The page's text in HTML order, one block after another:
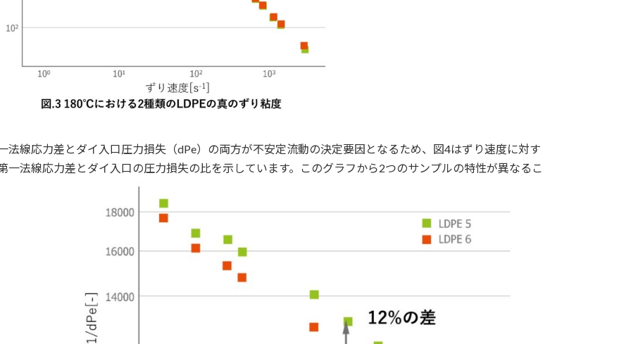
法線応力差とダイ入口圧力損失（dPe）の両方が不安定流動の決定要因となるため、図4はずり速度に対す
一法線応力差とダイ入口の圧力損失の比を示しています。このグラフから2つのサンプルの特性が異なるこ